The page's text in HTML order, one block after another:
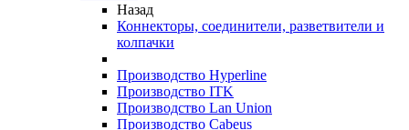
Назад
Коннекторы, соединители, разветвители и
колпачки
Производство Hyperline
Производство ITK
Производство Lan Union
Производство Cabeus